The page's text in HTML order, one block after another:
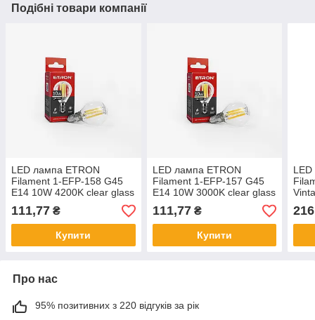
Подібні товари компанії
LED лампа ETRON
Filament 1-EFP-158 G45
E14 10W 4200K clear glass
111,77 ₴
Купити
LED лампа ETRON
Filament 1-EFP-157 G45
E14 10W 3000K clear glass
111,77₴
Купити
Про нас
95% позитивних з 220 відгуків за рік